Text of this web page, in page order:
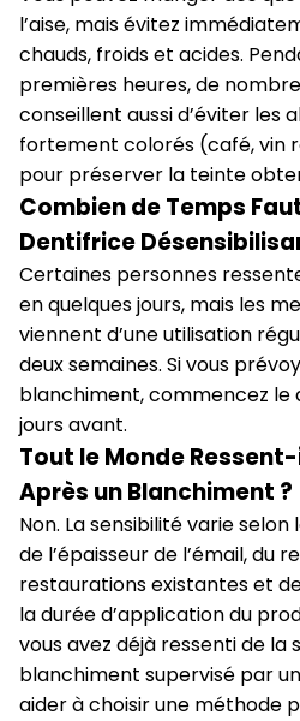
l’aise, mais évitez
chauds, froids et acides.
premières heures, de
conseillent aussi d’éviter les
fortement colorés (café, vin
pour préserver la teinte
Combien de Temps
Dentifrice
Certaines personnes
en quelques jours, mais les
viennent d’une utilisation
deux semaines. Si vous
blanchiment, commencez le
jours avant.
Tout le Monde
Après un Blanchiment ?
Non. La sensibilité varie
de l’épaisseur de l’émail, du
restaurations existantes et
la durée d’application du
vous avez déjà ressenti de la
blanchiment supervisé par
aider à choisir une méthode